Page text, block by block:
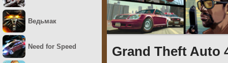
Grand Theft Auto
Ведьмак
Need for Speed